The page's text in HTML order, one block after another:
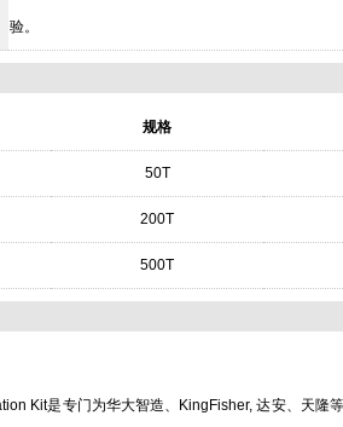
验。
规格
50T
200T
500T
Kit是专门为华大智造、KingFisher, 达安、天隆